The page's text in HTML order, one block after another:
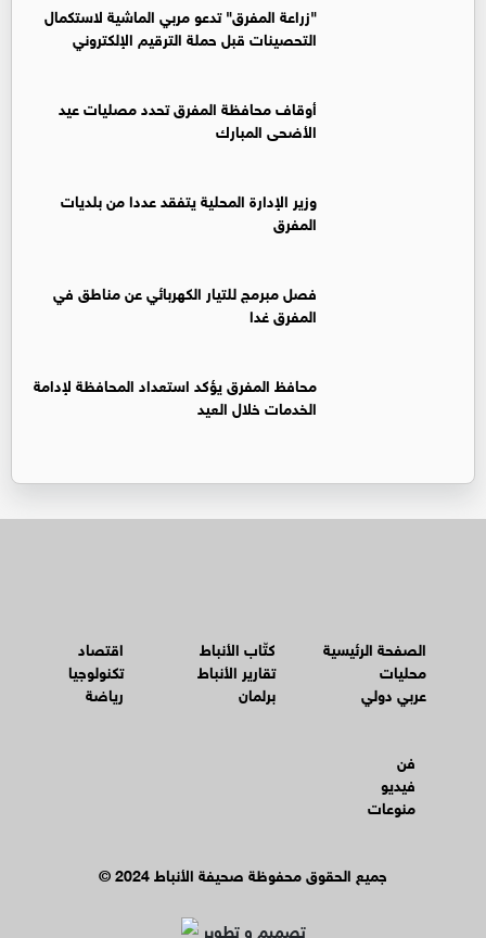
"زراعة المفرق" تدعو مربي الماشية لاستكمال
التحصينات قبل حملة الترقيم الإلكتروني
أوقاف محافظة المفرق تحدد مصليات عيد
الأضحى المبارك
وزير الإدارة المحلية يتفقد عددا من بلديات
المفرق
فصل مبرمج للتيار الكهربائي عن مناطق في
المفرق غدا
محافظ المفرق يؤكد استعداد المحافظة لإدامة
الخدمات خلال العيد
الصفحة الرئيسية
محليات
عربي دولي
كتّاب الأنباط
تقارير الأنباط
برلمان
اقتصاد
تكنولوجيا
رياضة
فن
فيديو
منوعات
© جميع الحقوق محفوظة صحيفة الأنباط 2024
تصميم و تطوير